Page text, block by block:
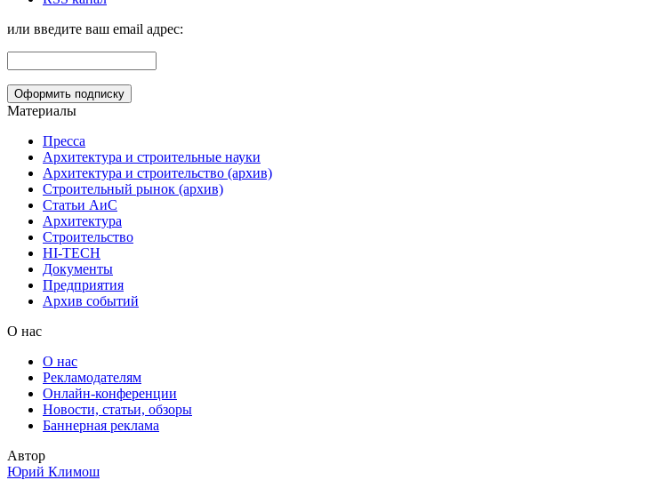
или введите ваш email адрес:
Материалы
Пресса
Архитектура и строительные науки
Архитектура и строительство (архив)
Строительный рынок (архив)
Статьи АиС
Архитектура
Строительство
HI-TECH
Документы
Предприятия
Архив событий
О нас
О нас
Рекламодателям
Онлайн-конференции
Новости, статьи, обзоры
Баннерная реклама
Автор
Юрий Климош